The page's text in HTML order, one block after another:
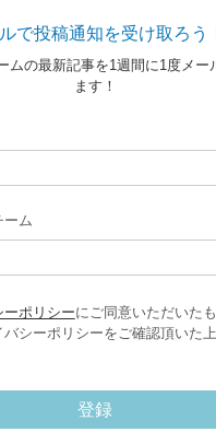
で投稿通知を受け取ろう
ムの最新記事を1週間に1度メー
ます！
ーム
ーポリシーにご同意いただいた
バシーポリシーをご確認頂いた
登録